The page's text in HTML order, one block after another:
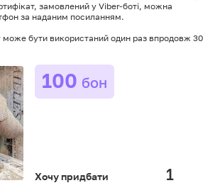
замовлений у Viber-боті, можна
за наданим посиланням.
може бути використаний один раз впродовж 30
100 бон
Хочу придбати